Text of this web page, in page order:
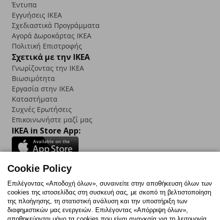
Έντυπα
Εγγυήσεις IKEA
Σχεδιαστικά Προγράμματα
Αγορά Δωρoκάρτας IKEA
Πολιτική Επιστροφής
Σχετικά με την IKEA
Γνωρίζοντας την IKEA
Βιωσιμότητα
Εργασία στην IKEA
Καταστήματα
Συχνές Ερωτήσεις
Επικοινωνήστε μαζί μας
IKEA in Store App:
Follow us:
FacebookInstagram
TikTokYoutubePinterestTwitter
Cookie Policy
Επιλέγοντας «Αποδοχή όλων», συναινείτε στην αποθήκευση όλων των
cookies της ιστοσελίδας στη συσκευή σας, με σκοπό τη βελτιστοποίηση
της πλοήγησης, τη στατιστική ανάλυση και την υποστήριξη των
διαφημιστικών μας ενεργειών. Επιλέγοντας «Απόρριψη όλων»,